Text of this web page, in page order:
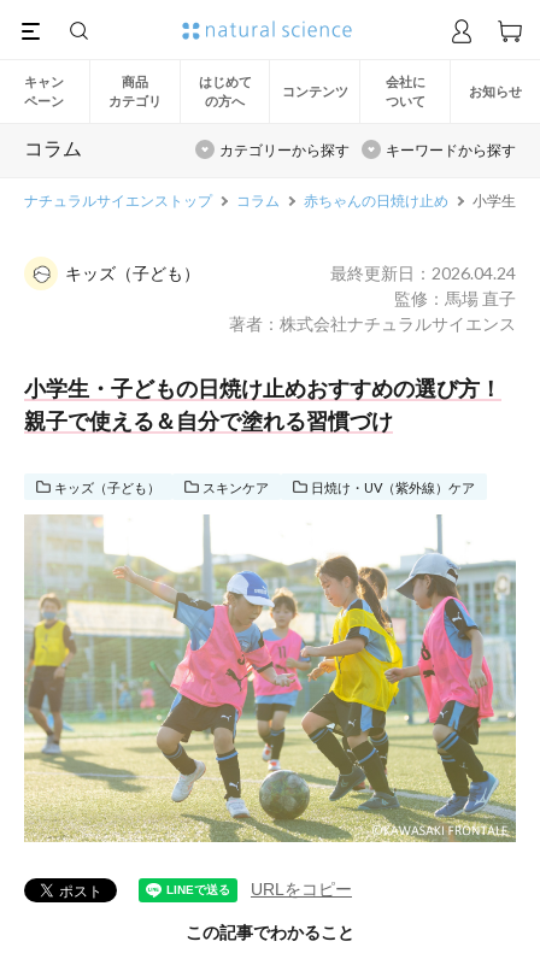
キャン
ペーン
商品
カテゴリ
はじめて
の方へ
コンテンツ
会社に
ついて
お知らせ
コラム カテゴリーから探す キーワードから探す
ナチュラルサイエンストップ コラム 赤ちゃんの日焼け止め 小学生・
キッズ（子ども）
最終更新日：2026.04.24
監修：馬場 直子
著者：株式会社ナチュラルサイエンス
小学生・子どもの日焼け止めおすすめの選び方！
親子で使える＆自分で塗れる習慣づけ
キッズ（子ども） スキンケア 日焼け・UV（紫外線）ケア
URLをコピー
この記事でわかること